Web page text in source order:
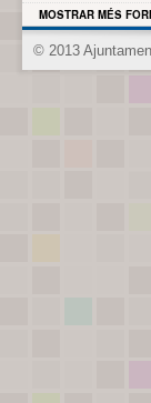
MOSTRAR MÉS
© 2013